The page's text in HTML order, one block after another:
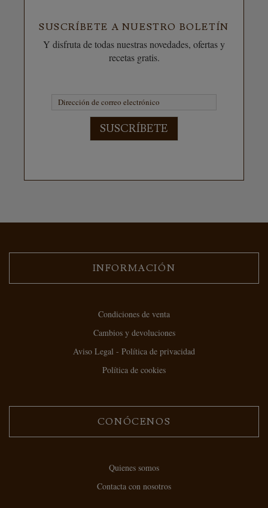
SUSCRÍBETE A NUESTRO BOLETÍN
Y disfruta de todas nuestras novedades, ofertas y
recetas gratis.
SUSCRÍBETE
INFORMACIÓN
Condiciones de venta
Cambios y devoluciones
Aviso Legal - Política de privacidad
Política de cookies
CONÓCENOS
Quienes somos
Contacta con nosotros